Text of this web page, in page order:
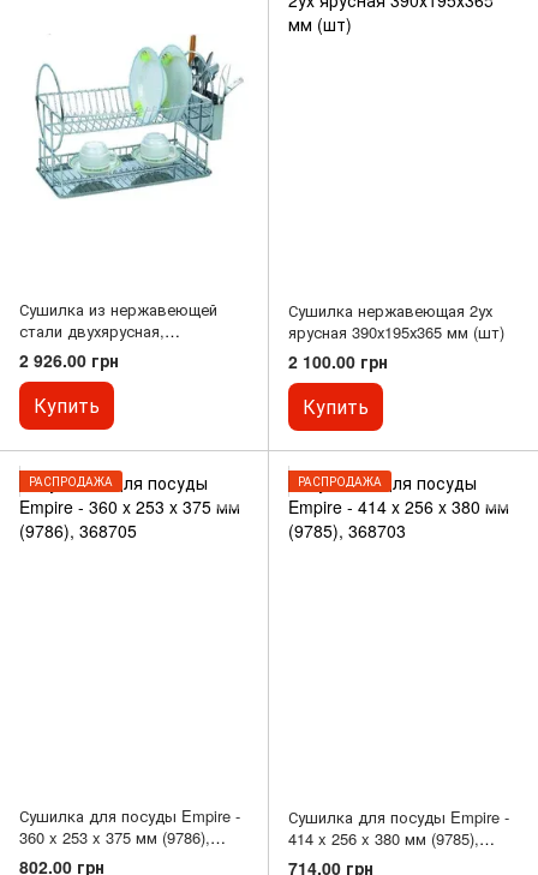
Сушилка из нержавеющей
стали двухярусная,
455х220х360 мм (шт)
2 926.00 грн
Купить
Сушилка нержавеющая 2ух
ярусная 390х195х365 мм (шт)
2 100.00 грн
Купить
РАСПРОДАЖА
Сушилка для посуды Empire -
360 x 253 x 375 мм (9786),
368705
802.00 грн
РАСПРОДАЖА
Сушилка для посуды Empire -
414 x 256 x 380 мм (9785),
368703
714.00 грн